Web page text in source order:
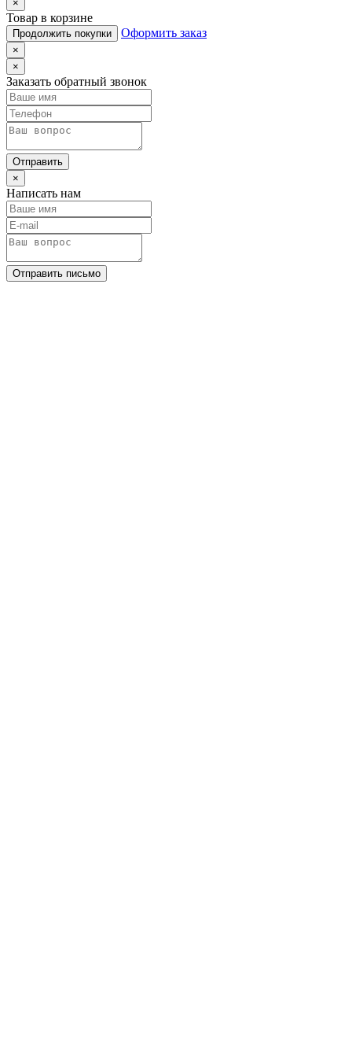
×
Товар в корзине
Продолжить покупки Оформить заказ
×
×
Заказать обратный звонок
Отправить
×
Написать нам
Отправить письмо